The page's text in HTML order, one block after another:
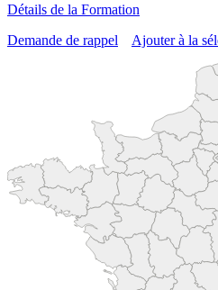
Détails de la Formation
Demande de rappel
Ajouter à la